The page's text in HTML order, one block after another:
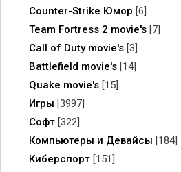
Counter-Strike Юмор [6]
Team Fortress 2 movie's [7]
Call of Duty movie's [3]
Battlefield movie's [14]
Quake movie's [15]
Игры [3997]
Софт [322]
Компьютеры и Девайсы [184]
Киберспорт [151]